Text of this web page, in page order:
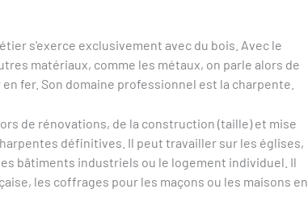
s'exerce exclusivement avec du bois. Avec le
matériaux, comme les métaux, on parle alors de
fer. Son domaine professionnel est la charpente.
de rénovations, de la construction (taille) et mise
définitives. Il peut travailler sur les églises,
bâtiments industriels ou le logement individuel. Il
les coffrages pour les maçons ou les maisons en